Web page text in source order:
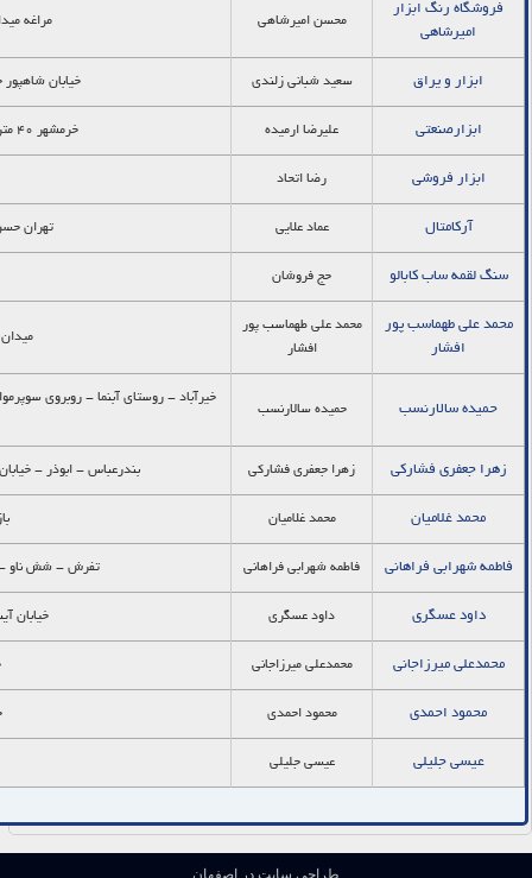
فروشگاه رنگ ابزار
امیرشاهی
محسن امیرشاهی مراغه
ابزار و یراق سعید شبانی زلندی خیابان شاهپور
ابزارصنعتی علیرضا ارمیده خرمشهر ۴۰ متری مقابل بیمه اسیا فروشگاه ابزار صنعتی ارمیده
ابزار فروشی رضا اتحاد
آرکامتال عماد علایی تهران
سنگ لقمه ساب کابالو حج فروشان
محمد علی طهماسب پور
افشار
محمد علی طهماسب پور
افشار
میدان
حمیده سالارنسب حمیده سالارنسب
خیرآباد - روستای آبنما - روبروی
زهرا جعفری فشارکی زهرا جعفری فشارکی بندرعباس - ابوذر - خیابان شریعتی - کوچه
محمد غلامیان محمد غلامیان
فاطمه شهرابی فراهانی فاطمه شهرابی فراهانی تفرش - شش ناو -
داود عسگری داود عسگری خیابان
محمدعلی میرزاجانی محمدعلی میرزاجانی
محمود احمدی محمود احمدی
عیسی جلیلی عیسی جلیلی
طراحی سایت در اصفهان